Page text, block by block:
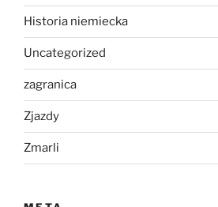
Historia niemiecka
Uncategorized
zagranica
Zjazdy
Zmarli